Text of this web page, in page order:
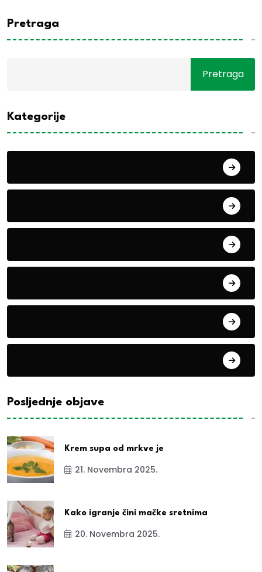
Pretraga
Pretraga
Kategorije
Posljednje objave
Krem supa od mrkve je
21. Novembra 2025.
Kako igranje čini mačke sretnima
20. Novembra 2025.